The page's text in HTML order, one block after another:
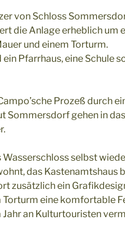
von Schloss
die Anlage erheblich um
und einem Torturm.
Pfarrhaus, eine Schule
Prozeß durch
Sommersdorf gehen in
Wasserschloss selbst
das Kastenamtshaus
zusätzlich ein
Torturm eine komfortable
Jahr an Kulturtouristen